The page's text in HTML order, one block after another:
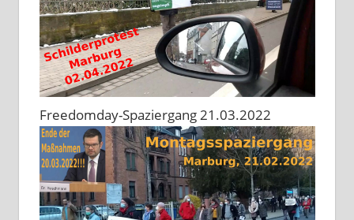
Freedomday-Spaziergang 21.03.2022